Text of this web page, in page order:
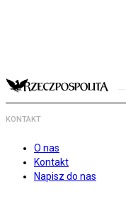
KONTAKT
O nas
Kontakt
Napisz do nas